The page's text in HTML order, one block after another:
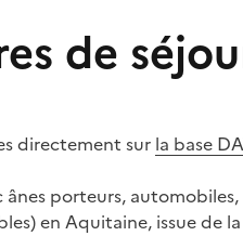
de
directement sur la base
porteurs,
en Aquitaine, issue de la